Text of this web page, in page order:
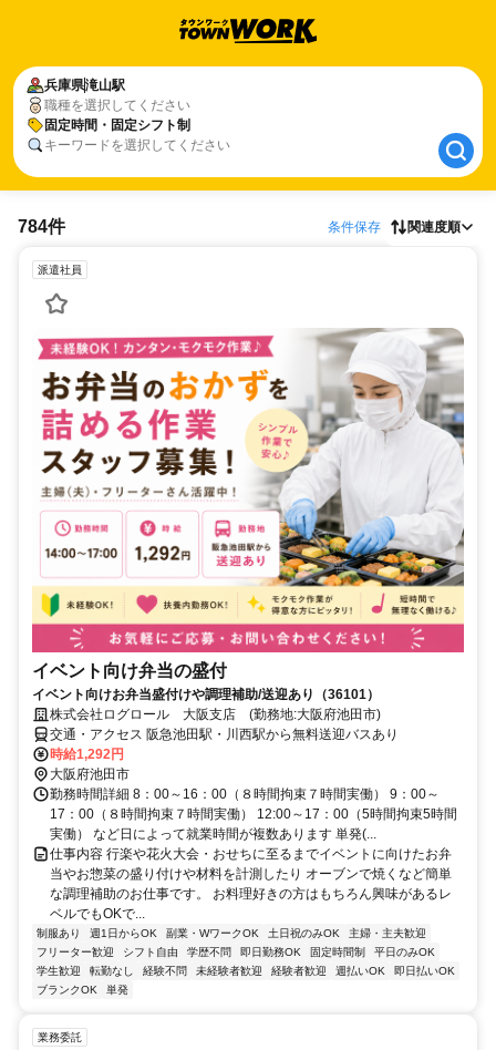
兵庫県滝山駅
職種を選択してください
固定時間・固定シフト制
キーワードを選択してください
兵庫県滝山駅
固定時間・固定シフト制
784件 条件保存 関連度順
派遣社員
イベント向け弁当の盛付
イベント向けお弁当盛付けや調理補助/送迎あり（36101）
株式会社ログロール 大阪支店 (勤務地:大阪府池田市)
交通・アクセス 阪急池田駅・川西駅から無料送迎バスあり
時給1,292円
大阪府池田市
勤務時間詳細 8：00～16：00（８時間拘束７時間実働） 9：00～
17：00（８時間拘束７時間実働） 12:00～17：00（5時間拘束5時間
実働） など日によって就業時間が複数あります 単発(...
仕事内容 行楽や花火大会・おせちに至るまでイベントに向けたお弁
当やお惣菜の盛り付けや材料を計測したり オーブンで焼くなど簡単
な調理補助のお仕事です。 お料理好きの方はもちろん興味があるレ
ベルでもOKで...
制服あり 週1日からOK 副業・WワークOK 土日祝のみOK
主婦・主夫歓迎
フリーター歓迎
シフト自由 学歴不問 即日勤務OK 固定時間制
平日のみOK
学生歓迎
転勤なし 経験不問 未経験者歓迎 経験者歓迎 週払いOK
即日払いOK
ブランクOK
単発
業務委託